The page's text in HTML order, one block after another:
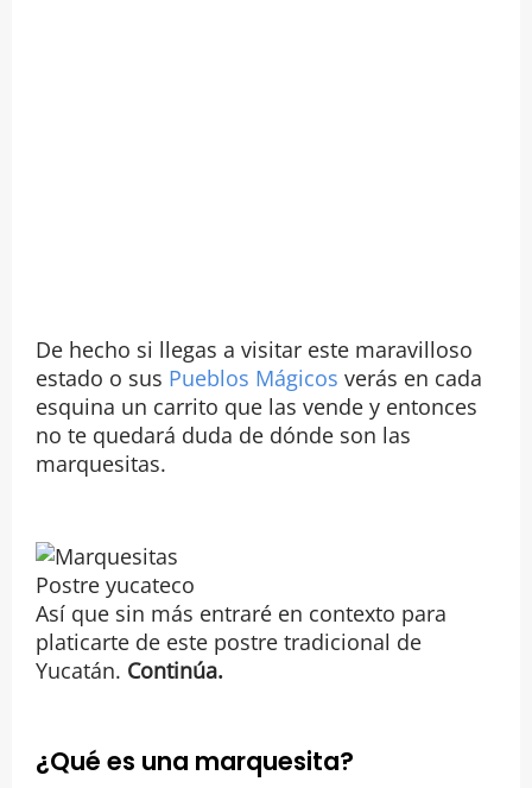
De hecho si llegas a visitar este maravilloso
estado o sus Pueblos Mágicos verás en cada
esquina un carrito que las vende y entonces
no te quedará duda de dónde son las
marquesitas.
Postre yucateco
Así que sin más entraré en contexto para
platicarte de este postre tradicional de
Yucatán. Continúa.
¿Qué es una marquesita?